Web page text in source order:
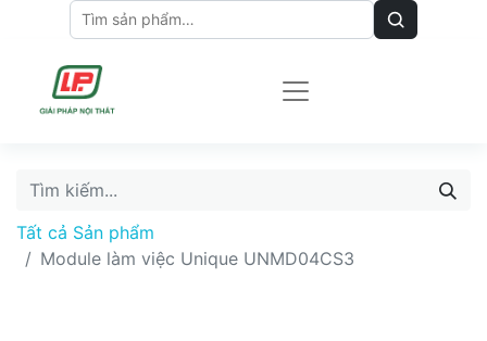
Tất cả Sản phẩm
Module làm việc Unique UNMD04CS3